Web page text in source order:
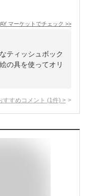
マーケット でチェック >>
ティッシュボック
の具を使ってオリ
すすめコメント (1 件) >